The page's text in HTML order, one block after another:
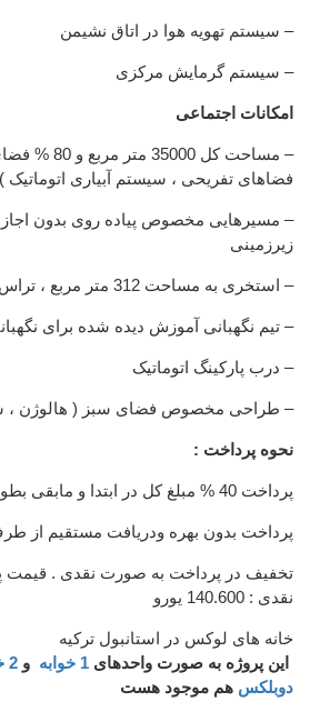
– سیستم تهویه هوا در اتاق نشیمن
– سیستم گرمایش مرکزی
امکانات اجتماعی
– مساحت کل
فضاهای تفریحی ، سیستم آبیاری اتوماتیک )
– مسیرهایی مخصوص پیاده روی بدون اجازه
زیرزمینی
– استخری به مساحت 312 متر مربع ، تراس آفتاب و کافی شاپ
– تیم نگهبانی آموزش دیده شده برای نگهبانی 24
– درب پارکینگ اتوماتیک
– طراحی مخصوص فضای سبز ( هالوژن ،
نحوه پرداخت :
پرداخت 40 % مبلغ کل در ابتدا و مابقی بطور اقساط طی دو سال
پرداخت بدون بهره ودریافت مستقیم از
نقدی : 140.600 یورو
خانه های لوکس در استانبول ترکیه
این پروژه به صورت واحدهای 1 خوابه و
دوبلکس هم موجود هست